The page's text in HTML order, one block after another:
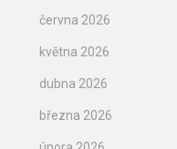
června 2026
května 2026
dubna 2026
března 2026